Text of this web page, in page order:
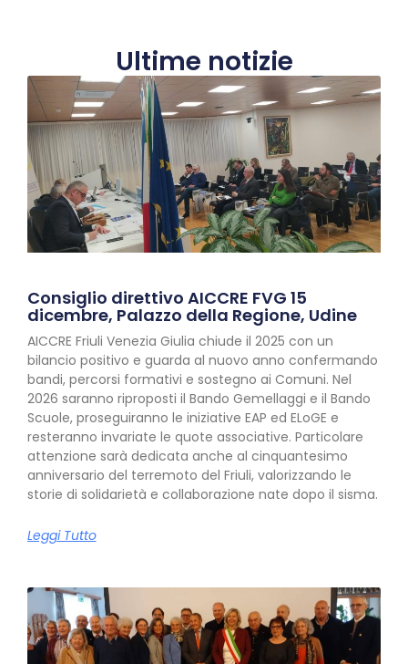
Ultime notizie
Consiglio direttivo AICCRE FVG 15
dicembre, Palazzo della Regione, Udine
AICCRE Friuli Venezia Giulia chiude il 2025 con un
bilancio positivo e guarda al nuovo anno confermando
bandi, percorsi formativi e sostegno ai Comuni. Nel
2026 saranno riproposti il Bando Gemellaggi e il Bando
Scuole, proseguiranno le iniziative EAP ed ELoGE e
resteranno invariate le quote associative. Particolare
attenzione sarà dedicata anche al cinquantesimo
anniversario del terremoto del Friuli, valorizzando le
storie di solidarietà e collaborazione nate dopo il sisma.
Leggi Tutto